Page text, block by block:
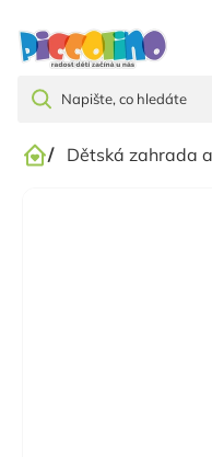
Domů
/ Dětská zahrada